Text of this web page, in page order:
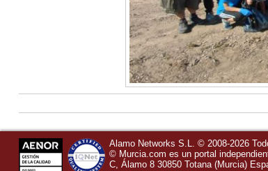
Alamo Networks S.L. © 2008-2026
© Murcia.com es un portal
C, Álamo 8 30850 Totana (Murcia)